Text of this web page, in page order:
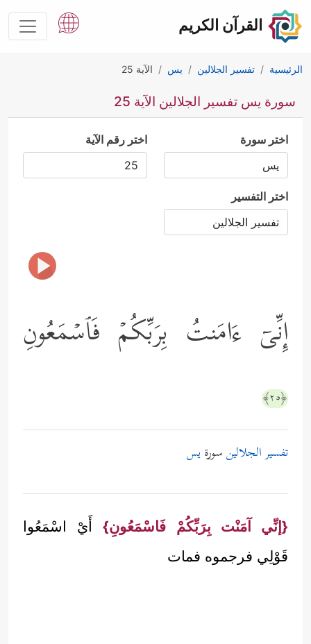
القرآن الكريم
الرئيسية تفسير الجلالين يس الآية 25
سورة يس تفسير الجلالين الآية 25
اختر سورة اختر رقم الآية
اختر التفسير
إِنِّیۤ ءَامَنتُ بِرَبِّكُمۡ فَٱسۡمَعُونِ
﴿٢٥﴾
تفسير الجلالينسورةيس
{إنِّي آمَنْت بِرَبِّكُمْ فَاسْمَعُونِ}أَيْ اسْمَعُوا
قَوْلِي فرجموه فمات